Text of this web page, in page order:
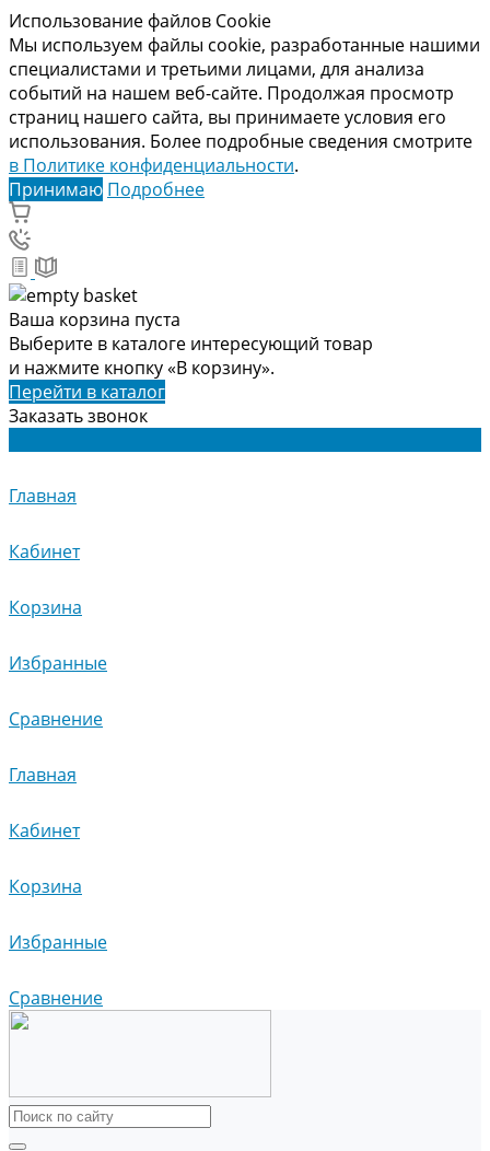
Использование файлов Cookie
Мы используем файлы cookie, разработанные нашими
специалистами и третьими лицами, для анализа
событий на нашем веб-сайте. Продолжая просмотр
страниц нашего сайта, вы принимаете условия его
использования. Более подробные сведения смотрите
в Политике конфиденциальности.
Принимаю Подробнее
Ваша корзина пуста
Выберите в каталоге интересующий товар
и нажмите кнопку «В корзину».
Перейти в каталог
Заказать звонок
Главная
Кабинет
Корзина
Избранные
Сравнение
Главная
Кабинет
Корзина
Избранные
Сравнение